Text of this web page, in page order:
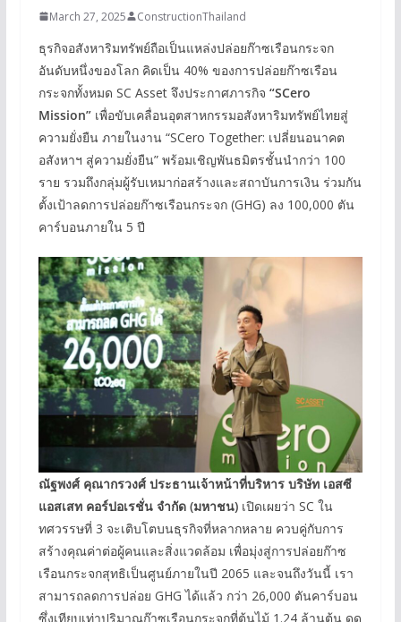
March 27, 2025 ConstructionThailand
ธุรกิจอสังหาริมทรัพย์ถือเป็นแหล่งปล่อยก๊าซเรือนกระจก
อันดับหนึ่งของโลก คิดเป็น 40% ของการปล่อยก๊าซเรือน
กระจกทั้งหมด SC Asset จึงประกาศภารกิจ “SCero
Mission”เพื่อขับเคลื่อนอุตสาหกรรมอสังหาริมทรัพย์ไทยสู่
ความยั่งยืน ภายในงาน “SCero Together: เปลี่ยนอนาคต
อสังหาฯ สู่ความยั่งยืน” พร้อมเชิญพันธมิตรชั้นนำกว่า 100
ราย รวมถึงกลุ่มผู้รับเหมาก่อสร้างและสถาบันการเงิน ร่วมกัน
ตั้งเป้าลดการปล่อยก๊าซเรือนกระจก (GHG) ลง 100,000 ตัน
คาร์บอนภายใน 5 ปี
ณัฐพงศ์ คุณากรวงศ์ ประธานเจ้าหน้าที่บริหาร บริษัท เอสซี
แอสเสท คอร์ปอเรชั่น จำกัด (มหาชน)เปิดเผยว่า SC ใน
ทศวรรษที่ 3 จะเติบโตบนธุรกิจที่หลากหลาย ควบคู่กับการ
สร้างคุณค่าต่อผู้คนและสิ่งแวดล้อม เพื่อมุ่งสู่การปล่อยก๊าซ
เรือนกระจกสุทธิเป็นศูนย์ภายในปี 2065 และจนถึงวันนี้ เรา
สามารถลดการปล่อย GHG ได้แล้ว กว่า 26,000 ตันคาร์บอน
ซึ่งเทียบเท่าปริมาณก๊าซเรือนกระจกที่ต้นไม้ 1.24 ล้านต้น ดูด